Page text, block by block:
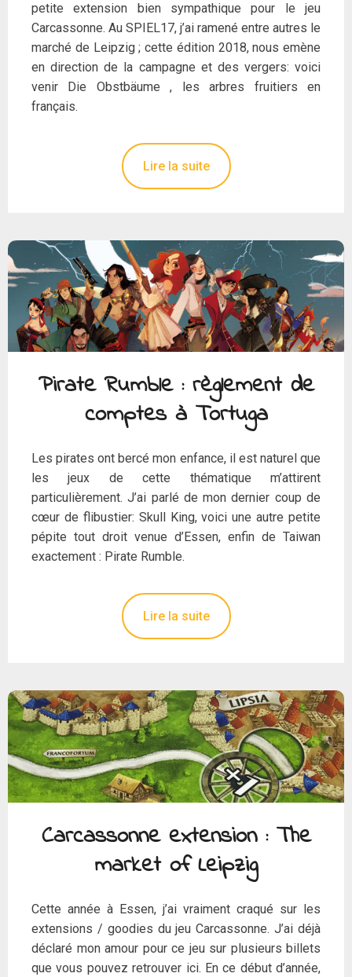
petite extension bien sympathique pour le jeu
Carcassonne. Au SPIEL17, j’ai ramené entre autres le
marché de Leipzig ; cette édition 2018, nous emène
en direction de la campagne et des vergers: voici
venir Die Obstbäume , les arbres fruitiers en
français.
Lire la suite
Pirate Rumble : règlement de
comptes à Tortuga
Les pirates ont bercé mon enfance, il est naturel que
les jeux de cette thématique m’attirent
particulièrement. J’ai parlé de mon dernier coup de
cœur de flibustier: Skull King, voici une autre petite
pépite tout droit venue d’Essen, enfin de Taiwan
exactement : Pirate Rumble.
Lire la suite
Carcassonne extension : The
market of Leipzig
Cette année à Essen, j’ai vraiment craqué sur les
extensions / goodies du jeu Carcassonne. J’ai déjà
déclaré mon amour pour ce jeu sur plusieurs billets
que vous pouvez retrouver ici. En ce début d’année,